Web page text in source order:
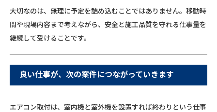
大切なのは、無理に予定を詰め込むことではありません。移動時
間や現場内容まで考えながら、安全と施工品質を守れる仕事量を
継続して受けることです。
良い仕事が、次の案件につながっていきます
エアコン取付は、室内機と室外機を設置すれば終わりという仕事